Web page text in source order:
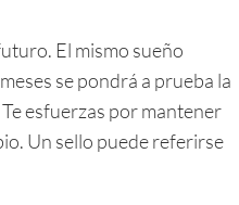
El mismo sueño
se pondrá a prueba la
esfuerzas por mantener
Un sello puede referirse